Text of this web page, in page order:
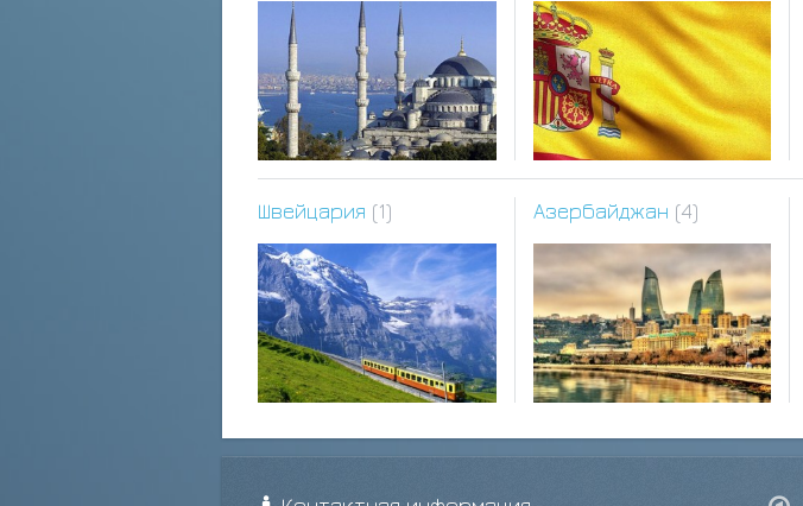
Швейцария (1) Азербайджан (4)